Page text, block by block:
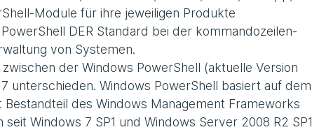
Module für ihre jeweiligen Produkte
DER Standard bei der kommandozeilen-
von Systemen.
der Windows PowerShell (aktuelle Version
unterschieden. Windows PowerShell basiert auf dem
des Windows Management Frameworks
seit Windows 7 SP1 und Windows Server 2008 R2 SP1